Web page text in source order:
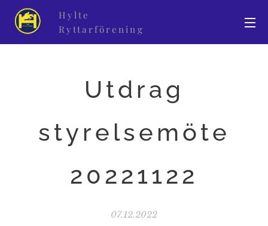
Hylte
Ryttarförening
Utdrag
styrelsemöte
20221122
07.12.2022